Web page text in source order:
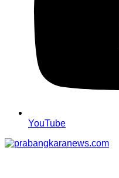
YouTube